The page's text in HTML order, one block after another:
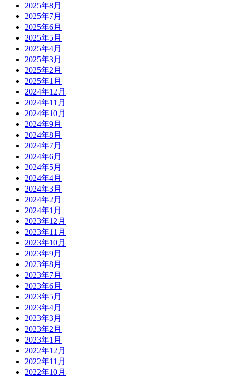
2025年8月
2025年7月
2025年6月
2025年5月
2025年4月
2025年3月
2025年2月
2025年1月
2024年12月
2024年11月
2024年10月
2024年9月
2024年8月
2024年7月
2024年6月
2024年5月
2024年4月
2024年3月
2024年2月
2024年1月
2023年12月
2023年11月
2023年10月
2023年9月
2023年8月
2023年7月
2023年6月
2023年5月
2023年4月
2023年3月
2023年2月
2023年1月
2022年12月
2022年11月
2022年10月